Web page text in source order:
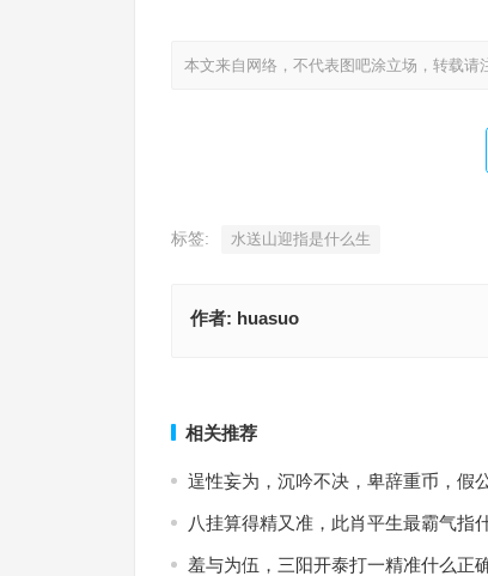
本文来自网络，不代表图吧涂立场，转载请
标签: 水送山迎指是什么生
作者: huasuo
相关推荐
逞性妄为，沉吟不决，卑辞重币，假
八挂算得精又准，此肖平生最霸气指
羞与为伍，三阳开泰打一精准什么正